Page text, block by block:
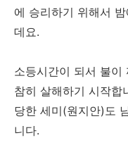
에 승리하기 위해서
데요.
소등시간이 되서 불이
참히 살해하기 시작합
당한 세미(원지안)도
니다.